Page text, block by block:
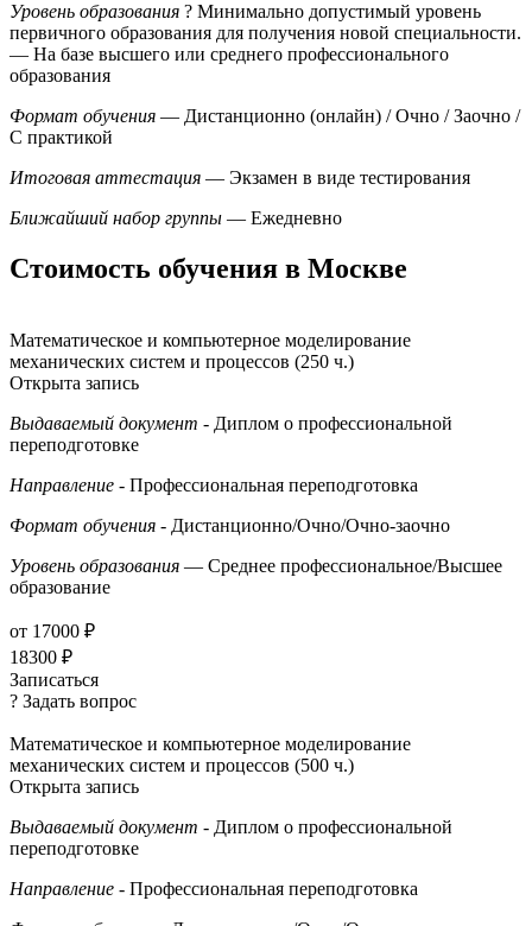
Уровень образования ? Минимально допустимый уровень
первичного образования для получения новой специальности.
— На базе высшего или среднего профессионального
образования
Формат обучения — Дистанционно (онлайн) / Очно / Заочно /
С практикой
Итоговая аттестация — Экзамен в виде тестирования
Ближайший набор группы — Ежедневно
Стоимость обучения в Москве
Математическое и компьютерное моделирование
механических систем и процессов (250 ч.)
Открыта запись
Выдаваемый документ - Диплом о профессиональной
переподготовке
Направление - Профессиональная переподготовка
Формат обучения - Дистанционно/Очно/Очно-заочно
Уровень образования — Среднее профессиональное/Высшее
образование
от 17000 ₽
18300 ₽
Записаться
? Задать вопрос
Математическое и компьютерное моделирование
механических систем и процессов (500 ч.)
Открыта запись
Выдаваемый документ - Диплом о профессиональной
переподготовке
Направление - Профессиональная переподготовка